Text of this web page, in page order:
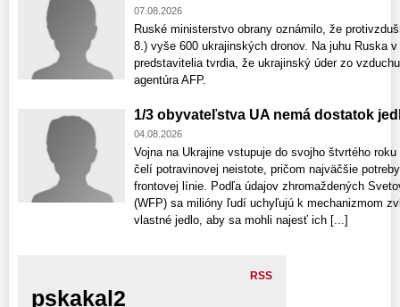
07.08.2026
Ruské ministerstvo obrany oznámilo, že
8.) vyše 600 ukrajinských dronov. Na juhu Ruska
predstavitelia tvrdia, že ukrajinský úder zo
agentúra AFP.
1/3 obyvateľstva UA nemá dostatok
04.08.2026
Vojna na Ukrajine vstupuje do svojho štvrtého
čelí potravinovej neistote, pričom najväčšie
frontovej línie. Podľa údajov zhromaždených
(WFP) sa milióny ľudí uchyľujú k mechanizmom
vlastné jedlo, aby sa mohli najesť ich [...]
RSS
pskakal2